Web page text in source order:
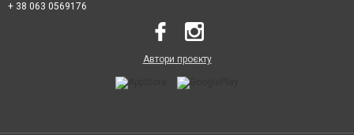
+ 38 063 0569176
Автори проєкту